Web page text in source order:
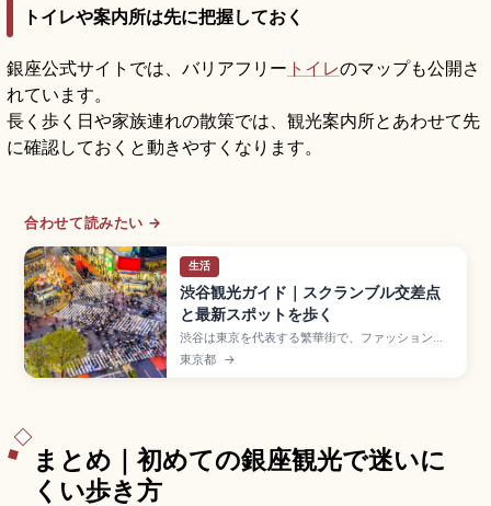
トイレや案内所は先に把握しておく
銀座公式サイトでは、バリアフリー トイレのマップも公開さ
れています。
長く歩く日や家族連れの散策では、観光案内所とあわせて先
に確認しておくと動きやすくなります。
合わせて読みたい →
生活
渋谷観光ガイド｜スクランブル交差点
と最新スポットを歩く
渋谷は東京を代表する繁華街で、ファッションと
トレンドが集まる若者文化の発信地。青信号で多
い時には約3,000人が一度に横断するスクランブ
東京都 →
まとめ｜初めての銀座観光で迷いに
くい歩き方